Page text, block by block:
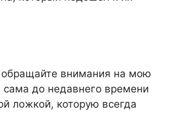
внимания на мою
сама до недавнего времени
ложкой, которую всегда